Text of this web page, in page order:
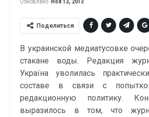
Обновлено Ноя 13, 2013
Поделиться
В украинской медиатусовке
стакане воды. Редакция
Україна уволилась
составе в связи с
редакционную политику.
выразилось в том, что